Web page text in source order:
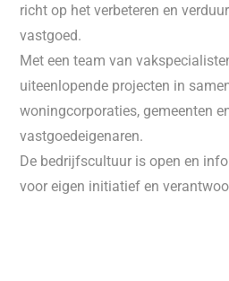
richt op het verbeteren en
vastgoed.
Met een team van
uiteenlopende projecten in
woningcorporaties, gemeenten
vastgoedeigenaren.
De bedrijfscultuur is open en
voor eigen initiatief en